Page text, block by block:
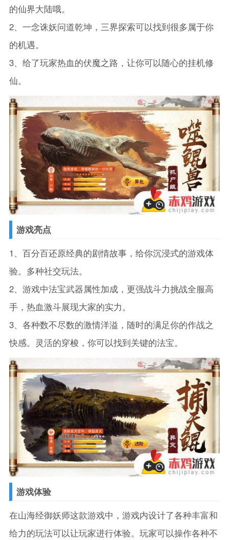
的仙界大陆哦。
2、一念诛妖问道乾坤，三界探索可以找到很多属于你
的机遇。
3、给了玩家热血的伏魔之路，让你可以随心的挂机修
仙。
游戏亮点
1、百分百还原经典的剧情故事，给你沉浸式的游戏体
验。多种社交玩法。
2、游戏中法宝武器属性加成，更强战斗力挑战全服高
手，热血激斗展现大家的实力。
3、各种数不尽数的激情洋溢，随时的满足你的作战之
快感。灵活的穿梭，你可以找到关键的法宝。
游戏体验
在山海经御妖师这款游戏中，游戏内设计了各种丰富和
给力的玩法可以让玩家进行体验。玩家可以操作各种不